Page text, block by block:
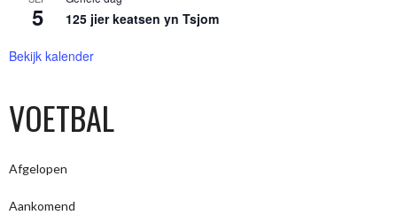
5 125 jier keatsen yn Tsjom
Bekijk kalender
VOETBAL
Afgelopen
Aankomend